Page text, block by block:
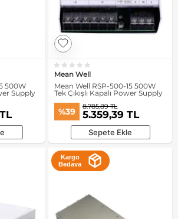
500W
Supply
Mean Well
Mean Well RSP-500-15 500W
Tek Çıkışlı Kapalı Power Supply
%39 8.785,89 TL
5.359,39 TL
Sepete Ekle
Kargo
Bedava